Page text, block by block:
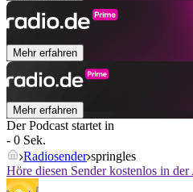
Mehr erfahren
Mehr erfahren
Der Podcast startet in
- 0 Sek.
Radiosender springles
Höre diesen Sender kostenlos in der